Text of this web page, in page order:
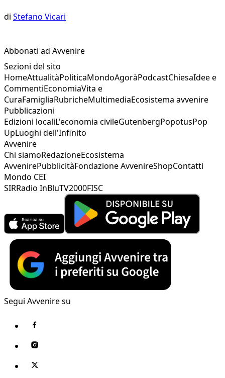
di Stefano Vicari
Abbonati ad Avvenire
Sezioni del sito
HomeAttualitàPoliticaMondoAgoràPodcastChiesaIdee e
CommentiEconomiaVita e
CuraFamigliaRubricheMultimediaEcosistema avvenire
Pubblicazioni
Edizioni localiL'economia civileGutenbergPopotusPop
UpLuoghi dell'Infinito
Avvenire
Chi siamoRedazioneEcosistema
AvvenirePubblicitàFondazione AvvenireShopContatti
Mondo CEI
SIRRadio InBluTV2000FISC
Segui Avvenire su